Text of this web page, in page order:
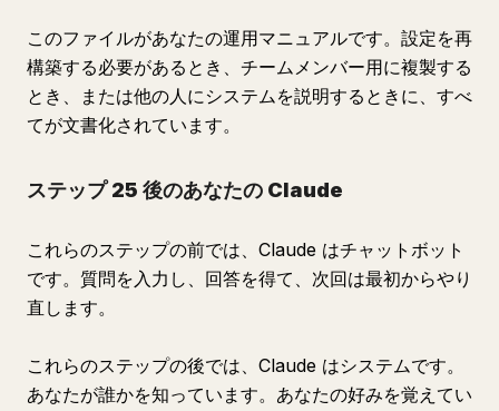
このファイルがあなたの運用マニュアルです。設定を再
構築する必要があるとき、チームメンバー用に複製する
とき、または他の人にシステムを説明するときに、すべ
てが文書化されています。
ステップ 25 後のあなたの Claude
これらのステップの前では、Claude はチャットボット
です。質問を入力し、回答を得て、次回は最初からやり
直します。
これらのステップの後では、Claude はシステムです。
あなたが誰かを知っています。あなたの好みを覚えてい